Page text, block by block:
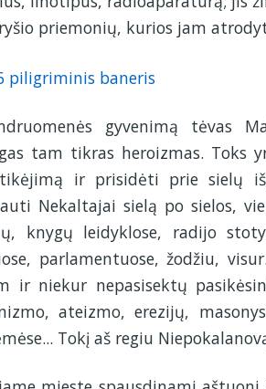
priemonių, kurios jam
gyvenimą tėvas
tam tikras heroizmas.
ir prisidėti prie sielų
Nekaltajai sielą po sielos,
knygų leidyklose, radijo
parlamentuose, žodžiu,
ir niekur nepasisektų
ateizmo, erezijų,
Tokį aš regiu